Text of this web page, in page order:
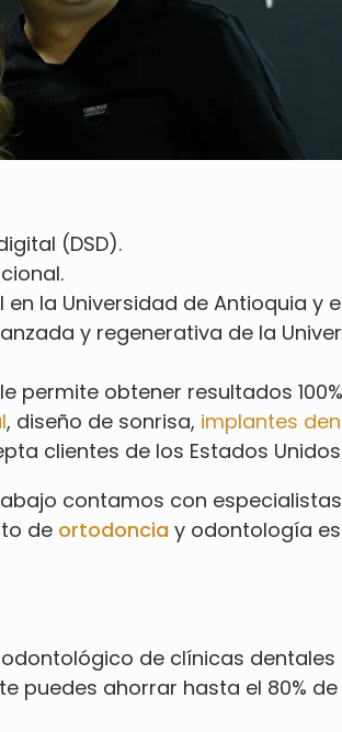
(DSD).
en la Universidad de Antioquia y
y regenerativa de la
permite obtener resultados
, diseño de sonrisa, implantes
clientes de los Estados
contamos con
de ortodoncia y odontología
de clínicas
puedes ahorrar hasta el 80%